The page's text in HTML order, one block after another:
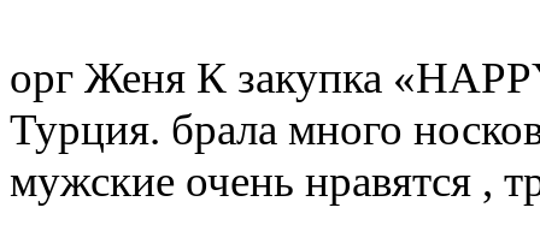
орг Женя К закупка
Турция. брала много
мужские очень нравятся ,